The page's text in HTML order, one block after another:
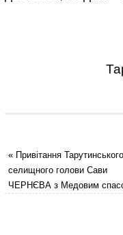
«Привітання Тарутинського
селищного голови Сави
ЧЕРНЄВА з Медовим